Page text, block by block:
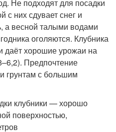
Не подходят для посадки
с них сдувает снег и
а весной талыми водами
оголяются. Клубника
даёт хорошие урожаи на
Предпочтение
грунтам с большим
клубники — хорошо
поверхностью,